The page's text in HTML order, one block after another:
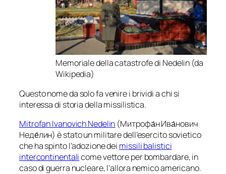
Memoriale della catastrofe di Nedelin (da
Wikipedia)
Questo nome da solo fa venire i brividi a chi si
interessa di storia della missilistica.
Mitrofan Ivanovich Nedelin (Митрофа́н Ива́нович
Неде́лин) è stato un militare dell’esercito sovietico
che ha spinto l’adozione dei missili balistici
intercontinentalicome vettore per bombardare, in
caso di guerra nucleare, l’allora nemico americano.